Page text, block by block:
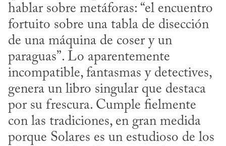
hablar sobre metáforas: “el encuentro
fortuito sobre una tabla de disección
de una máquina de coser y un
paraguas”. Lo aparentemente
incompatible, fantasmas y detectives,
genera un libro singular que destaca
por su frescura. Cumple fielmente
con las tradiciones, en gran medida
porque Solares es un estudioso de los